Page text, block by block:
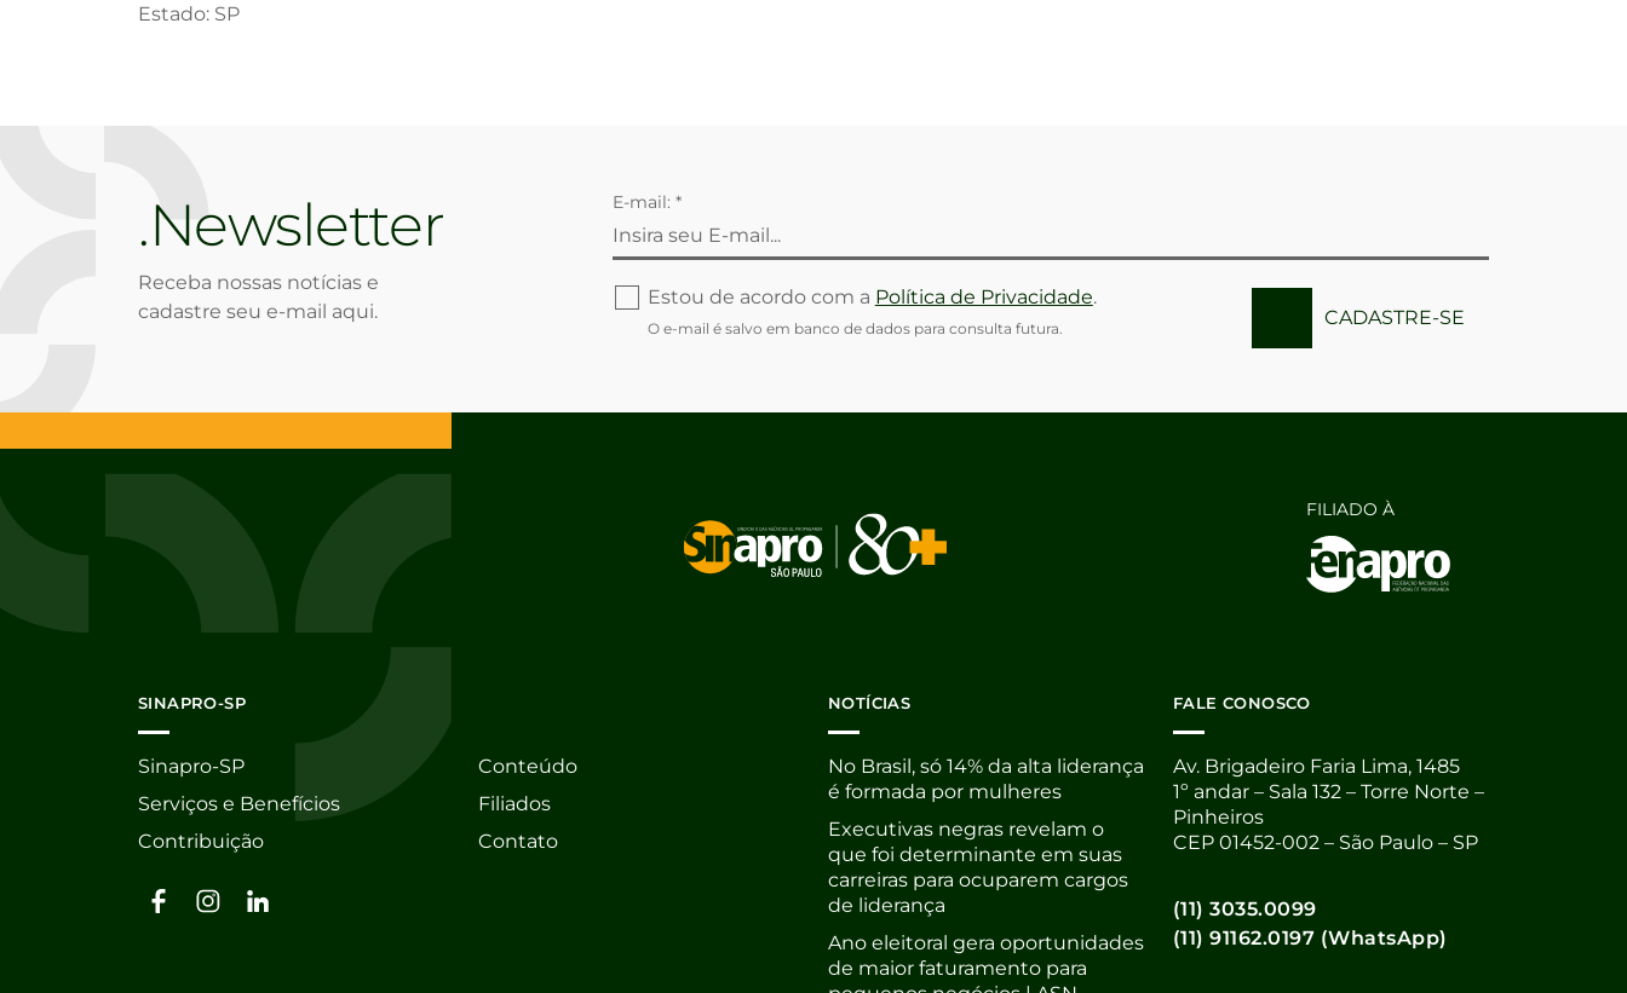
Estado: SP
Newsletter
Receba nossas notícias e
cadastre seu e-mail aqui.
E-mail: *
Estou de acordo com a Política de Privacidade.
O e-mail é salvo em banco de dados para consulta futura. CADASTRE-SE
FILIADO À
SINAPRO-SP
Sinapro-SP
Serviços e Benefícios
Contribuição
Conteúdo
Filiados
Contato
NOTÍCIAS
No Brasil, só 14% da alta liderança
é formada por mulheres
Executivas negras revelam o
que foi determinante em suas
carreiras para ocuparem cargos
de liderança
Ano eleitoral gera oportunidades
de maior faturamento para
FALE CONOSCO
Av. Brigadeiro Faria Lima, 1485
1º andar – Sala 132 – Torre Norte –
Pinheiros
CEP 01452-002 – São Paulo – SP
(11) 3035.0099
(11) 91162.0197 (WhatsApp)